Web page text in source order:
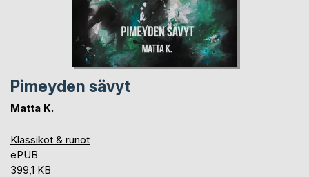
Pimeyden sävyt
Matta K.
Klassikot & runot
ePUB
399,1 KB